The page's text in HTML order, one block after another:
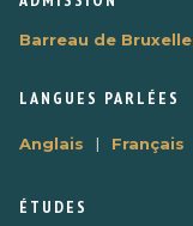
Barreau de
LANGUES PARLÉES
Anglais | Français
ÉTUDES